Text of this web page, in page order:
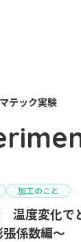
マテック実験
加工のこと
温度変化で
係数編～